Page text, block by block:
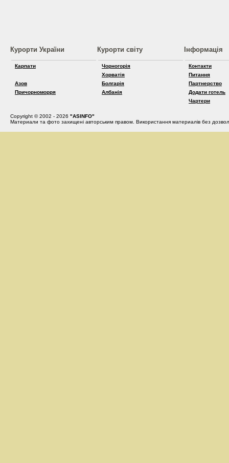
Курорти України
Карпати
Азов
Причорноморря
Курорти світу
Чорногорія
Хорватія
Болгарія
Албанія
Інформація
Контакти
Питання
Партнерство
Додати готель
Чартери
Copyright © 2002 - 2026 "ASINFO"
Материали та фото захищені авторським правом. Використання материалів без